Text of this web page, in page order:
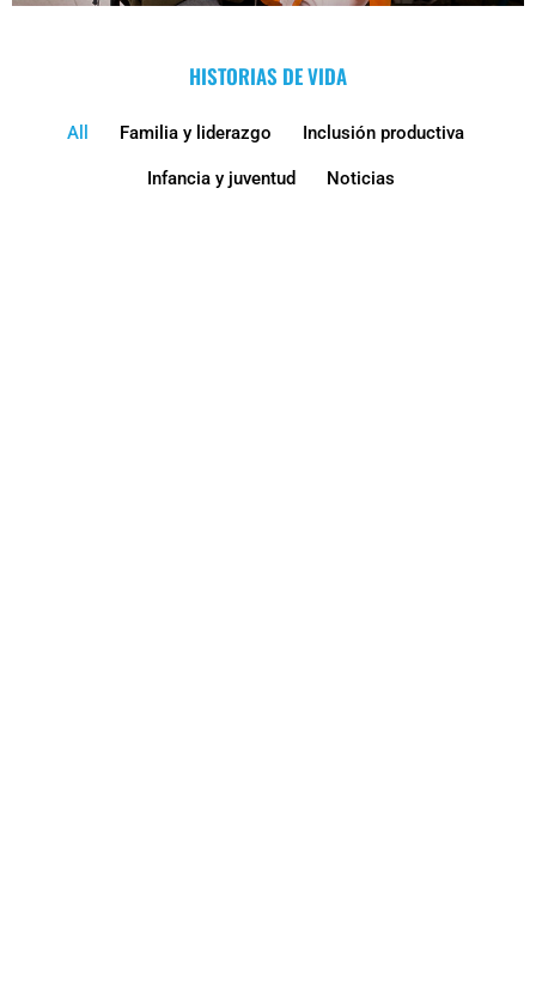
HISTORIAS DE VIDA
All Familia y liderazgo Inclusión productiva
Infancia y juventud Noticias